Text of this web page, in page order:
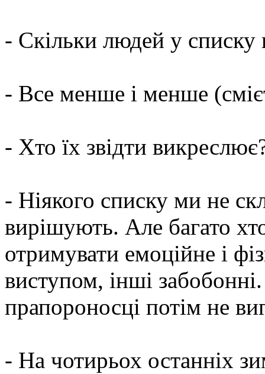
- Скільки людей у списку
- Все менше і менше
- Хто їх звідти
- Ніякого списку ми не
вирішують. Але багато
отримувати емоційне і
виступом, інші
прапороносці потім не
- На чотирьох останніх